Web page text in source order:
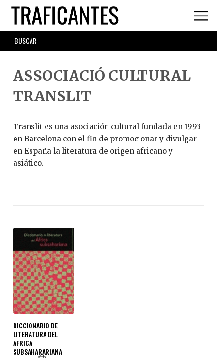
Skip
main
content
SEARCH
FORM
ASSOCIACIÓ CULTURAL
TRANSLIT
Translit es una asociación cultural fundada en 1993
en Barcelona con el fin de promocionar y divulgar
en España la literatura de origen africano y
asiático.
DICCIONARIO DE
LITERATURA DEL
AFRICA
SUBSAHARARIANA